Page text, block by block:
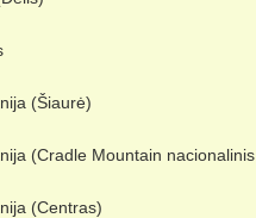
(Šiaurė)
(Cradle Mountain
(Centras)